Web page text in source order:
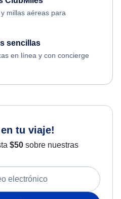
millas aéreas para
sencillas
en línea y con concierge
en tu viaje!
$50sobre nuestras